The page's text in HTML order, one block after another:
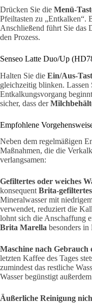
Drücken Sie die Menü-
Pfeiltasten zu „Entkalken“.
Anschließend führt Sie das
den Prozess.
Senseo Latte Duo/Up
Halten Sie die Ein/Aus-
gleichzeitig blinken. Lassen
Entkalkungsvorgang
sicher, dass der
Empfohlene
Neben dem regelmäßigen
Maßnahmen, die die
verlangsamen:
Gefiltertes oder weiches
konsequentBrita-
Mineralwasser mit
verwendet, reduziert die
lohnt sich die Anschaffung
Brita Marella besonders in
Maschine nach Gebrauch
letzten Kaffee des Tages
zumindest das restliche
Wasser begünstigt
Äußerliche Reinigung